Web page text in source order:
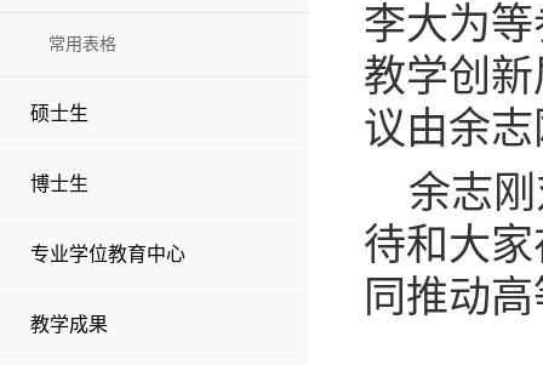
常用表格
硕士生
博士生
专业学位教育中心
教学成果
李大为
教学创
议由余
余志
待和大
同推动